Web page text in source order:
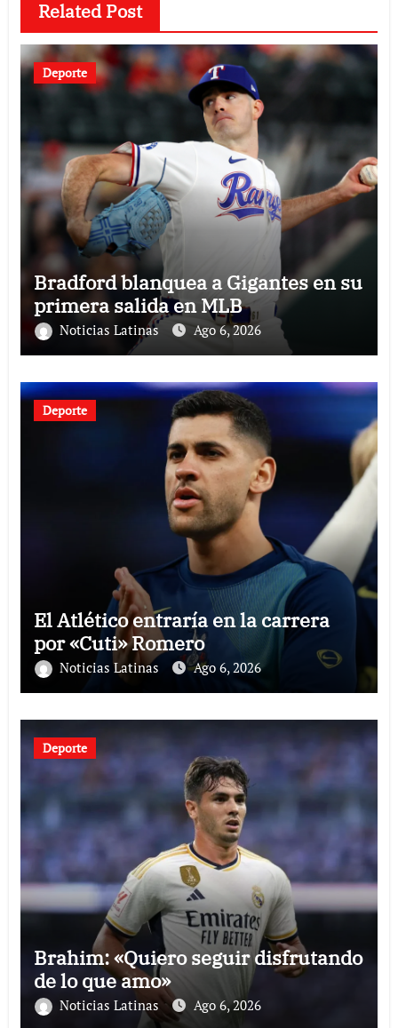
Related Post
Deporte
Bradford blanquea a Gigantes en su
primera salida en MLB
Noticias Latinas Ago 6, 2026
Deporte
El Atlético entraría en la carrera
por «Cuti» Romero
Noticias Latinas Ago 6, 2026
Deporte
Brahim: «Quiero seguir disfrutando
de lo que amo»
Noticias Latinas Ago 6, 2026